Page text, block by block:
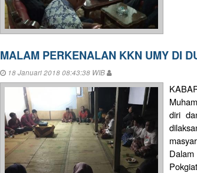
MALAM PERKENALAN KKN UMY DI
18 Januari 2018 08:43:38 WIB
diri